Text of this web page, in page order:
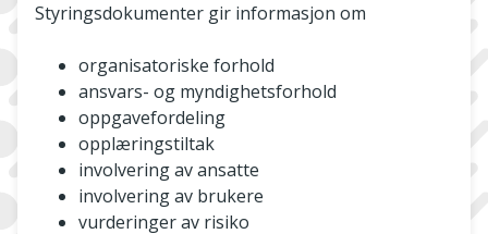
Styringsdokumenter gir informasjon om
organisatoriske forhold
ansvars- og myndighetsforhold
oppgavefordeling
opplæringstiltak
involvering av ansatte
involvering av brukere
vurderinger av risiko